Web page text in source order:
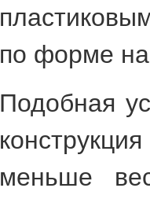
по форме
Подобная
меньше